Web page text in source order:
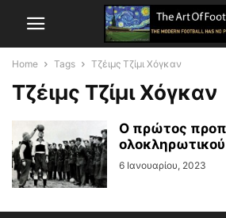
Home Tags Τζέιμς Τζίμι Χόγκαν
Τζέιμς Τζίμι Χόγκαν
Ο πρώτος
6 Ιανουαρίου, 2023